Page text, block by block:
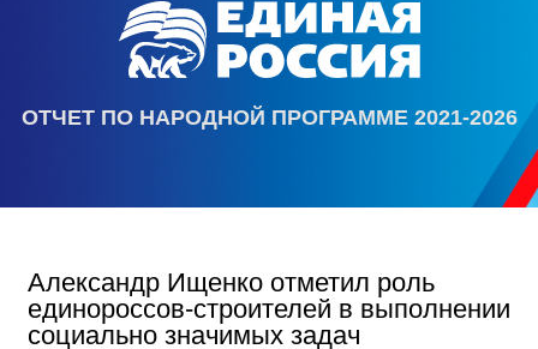
ОТЧЕТ ПО НАРОДНОЙ ПРОГРАММЕ 2021-2026
Александр Ищенко отметил роль
единороссов-строителей в выполнении
социально значимых задач